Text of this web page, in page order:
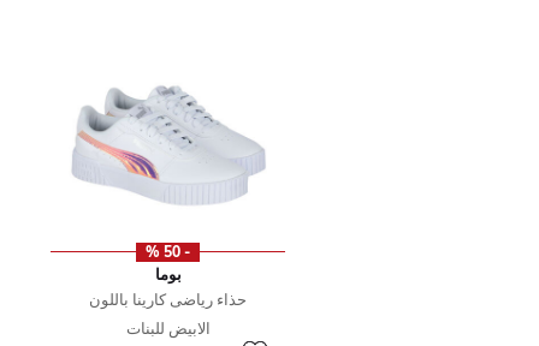
- 50 %
بوما
حذاء رياضى كارينا باللون
الابيض للبنات